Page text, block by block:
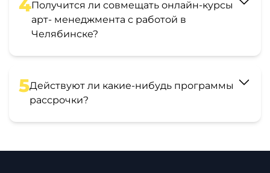
4Получится ли совмещать онлайн-курсы
арт- менеджмента с работой в
Челябинске?
5Действуют ли какие-нибудь программы
рассрочки?